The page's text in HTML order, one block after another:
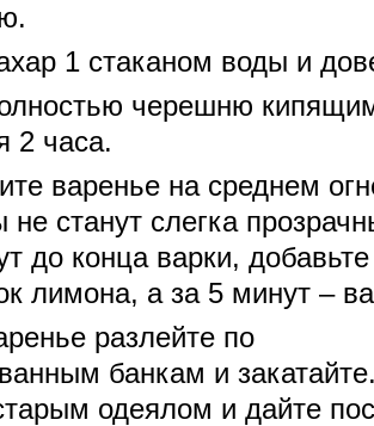
1 стаканом воды и
черешню
2 часа.
варенье на среднем
не станут слегка
до конца варки,
лимона, а за 5 минут –
разлейте по
банкам и
одеялом и дайте